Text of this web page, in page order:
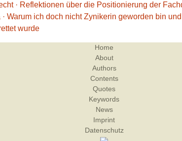
· Reflektionen über die Positionierung der
· Warum ich doch nicht Zynikerin geworden bin
wurde
Home
About
Authors
Contents
Quotes
Keywords
News
Imprint
Datenschutz